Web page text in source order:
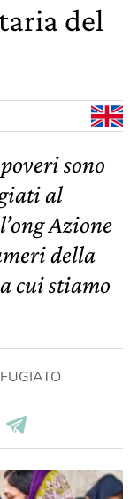
del
sono
al
Azione
della
cui stiamo